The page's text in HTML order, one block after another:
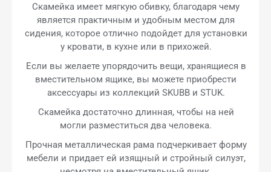
Скамейка имеет мягкую обивку, благодаря чему
является практичным и удобным местом для
сидения, которое отлично подойдет для установки
у кровати, в кухне или в прихожей.
Если вы желаете упорядочить вещи, хранящиеся в
вместительном ящике, вы можете приобрести
аксессуары из коллекций SKUBB и STUK.
Скамейка достаточно длинная, чтобы на ней
могли разместиться два человека.
Прочная металлическая рама подчеркивает форму
мебели и придает ей изящный и стройный силуэт,